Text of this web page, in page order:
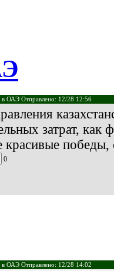
в ОАЭ Отправлено: 12/28 12:56
затрат,
красивые
0
в ОАЭ Отправлено: 12/28 14:02